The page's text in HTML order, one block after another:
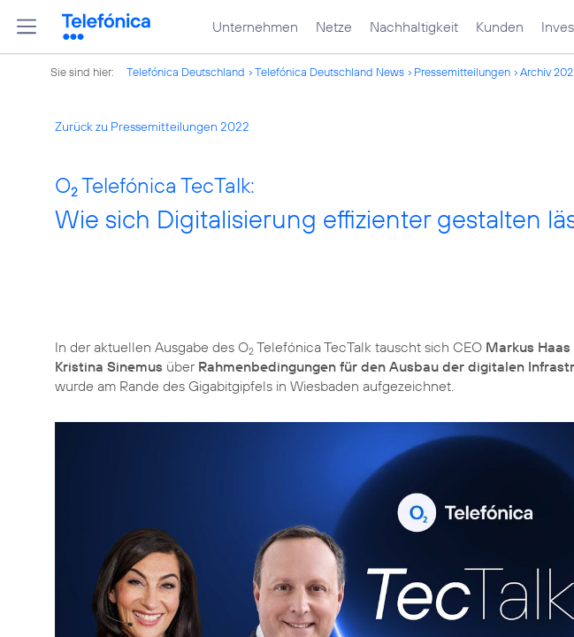
Unternehmen Netze Nachhaltigkeit Kunden
Sie sind hier: Telefónica Deutschland Telefónica Deutschland News Pressemitteilungen Archiv
Zurück zu Pressemitteilungen 2022
O2 Telefónica TecTalk:
Wie sich Digitalisierung effizienter gestalten
In der aktuellen Ausgabe des O2 Telefónica TecTalk tauscht sich CEO Markus Haas
Kristina Sinemus über Rahmenbedingungen für den Ausbau der digitalen
wurde am Rande des Gigabitgipfels in Wiesbaden aufgezeichnet.